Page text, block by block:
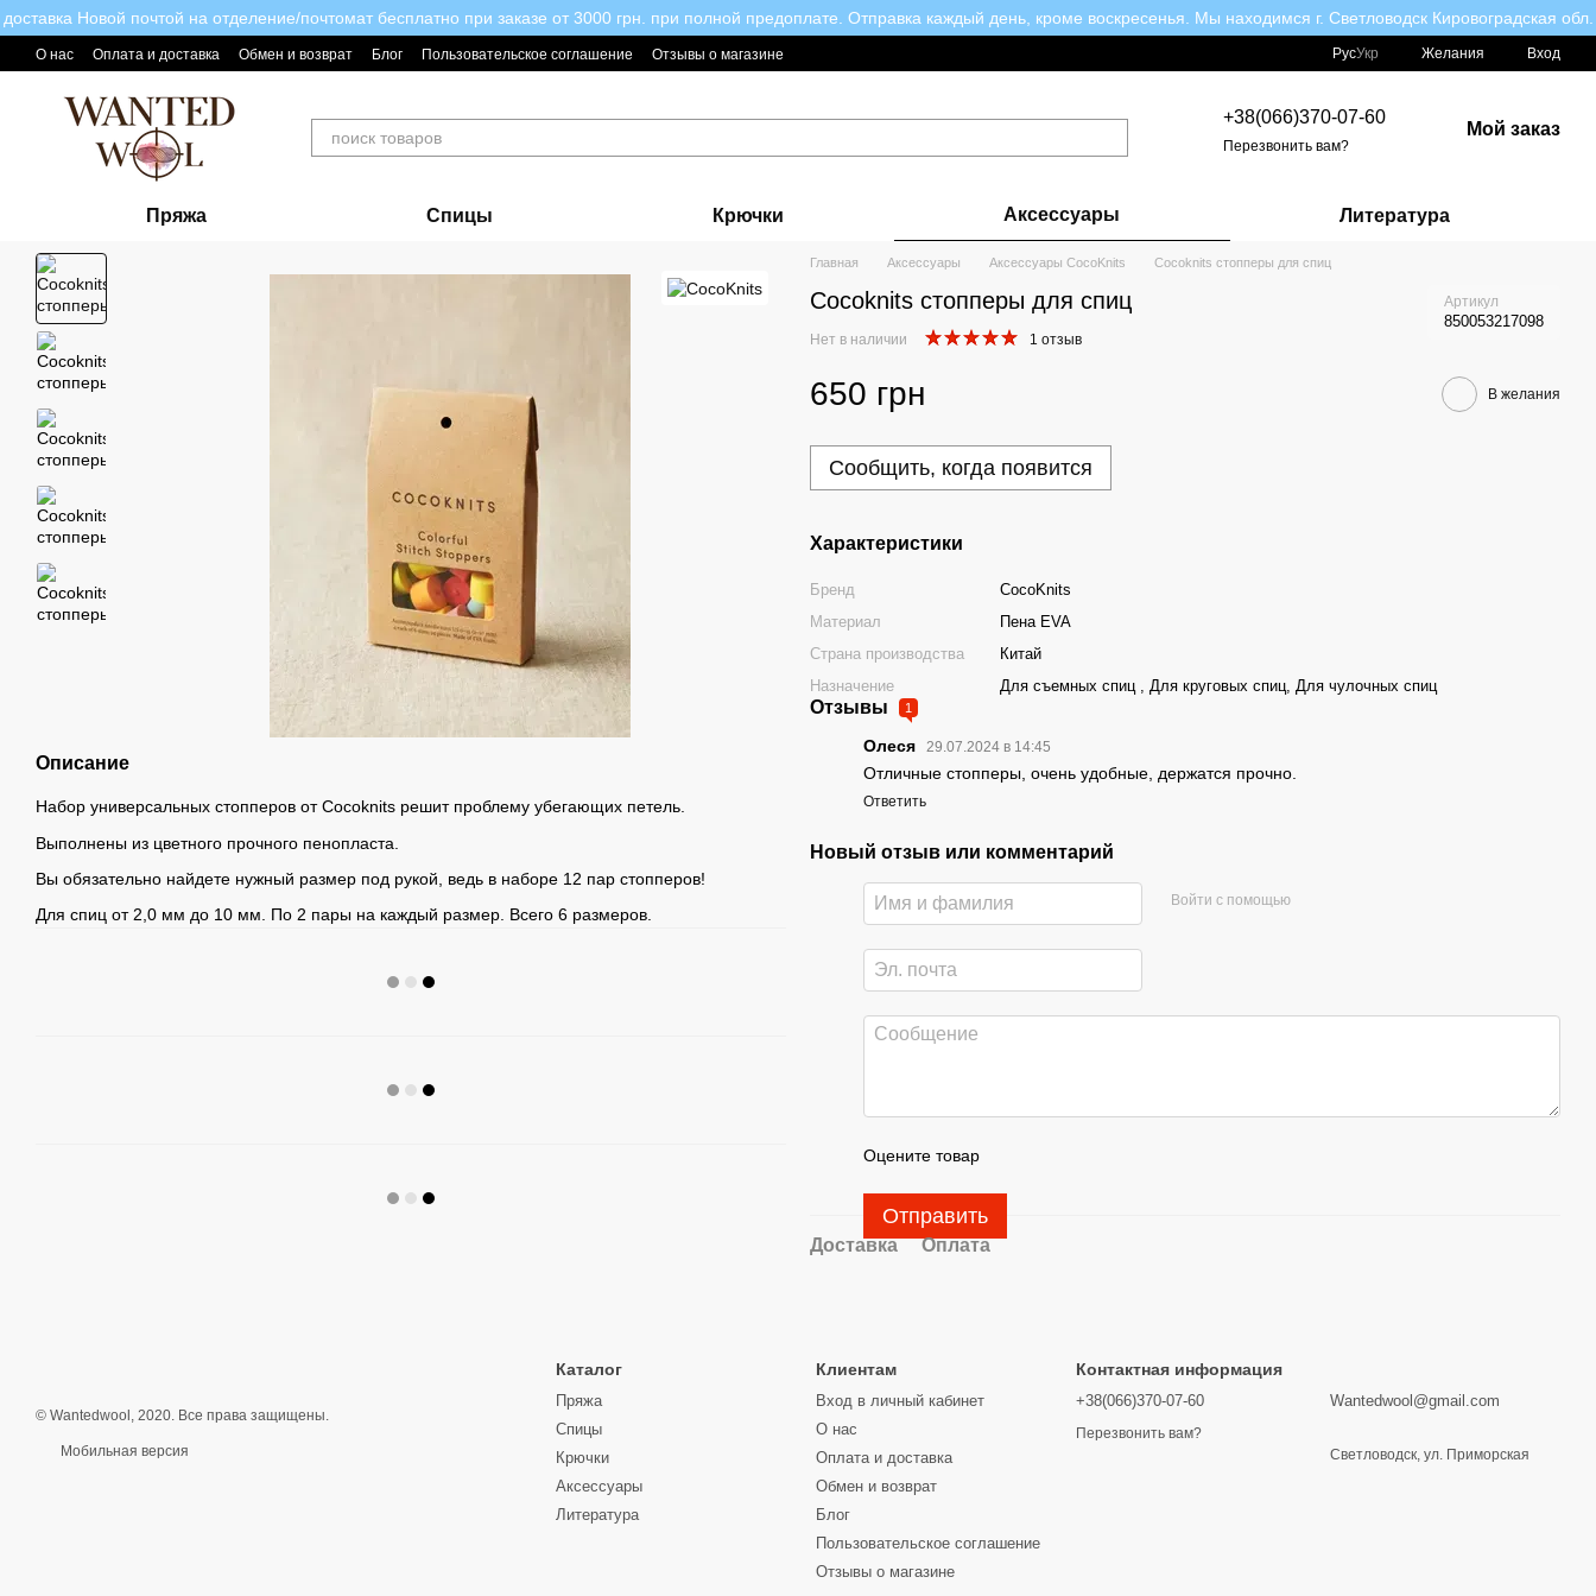
Перейти к основному контенту
доставка Новой почтой на отделение/почтомат бесплатно при заказе от 3000 грн. при полной предоплате. Отправка каждый день, кроме воскресенья. Мы находимся г. Светловодск Кировоградская обл.
О нас Оплата и доставка Обмен и возврат Блог Пользовательское соглашение Отзывы о магазине РусУкр Желания Вход
+38(066)370-07-60
Перезвонить вам?
Мой заказ
Пряжа Спицы Крючки Аксессуары Литература
Описание
Набор универсальных стопперов от Cocoknits решит проблему убегающих петель.
Выполнены из цветного прочного пенопласта.
Вы обязательно найдете нужный размер под рукой, ведь в наборе 12 пар стопперов!
Для спиц от 2,0 мм до 10 мм. По 2 пары на каждый размер. Всего 6 размеров.
Главная Аксессуары Аксессуары CocoKnits Cocoknits стопперы для спиц
Cocoknits стопперы для спиц Артикул
850053217098
Нет в наличии 1 отзыв
650 грн В желания
Сообщить, когда появится
Характеристики
Бренд
CocoKnits
Материал
Пена EVA
Страна производства
Китай
Назначение
Для съемных спиц , Для круговых спиц, Для чулочных спиц
Отзывы 1
Олеся 29.07.2024 в 14:45
Отличные стопперы, очень удобные, держатся прочно.
Ответить
Новый отзыв или комментарий
Войти с помощью
Оцените товар
Отправить
Доставка Оплата
© Wantedwool, 2020. Все права защищены.
Мобильная версия
Каталог
Пряжа
Спицы
Крючки
Аксессуары
Литература
Клиентам
Вход в личный кабинет
О нас
Оплата и доставка
Обмен и возврат
Блог
Пользовательское соглашение
Отзывы о магазине
Контактная информация
+38(066)370-07-60
Перезвонить вам?
Wantedwool@gmail.com
Светловодск, ул. Приморская